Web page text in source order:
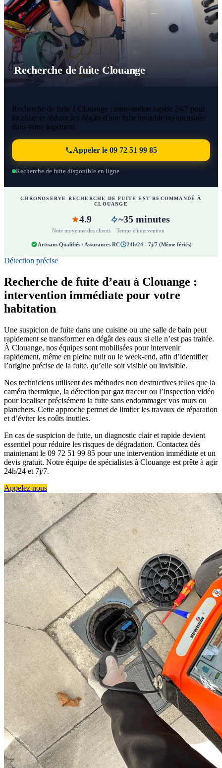
Recherche de fuite Clouange
Recherche de fuite à Clouange : intervention rapide 24/7 pour
localiser et réduire les dégâts d'une fuite invisible ou encastrée
dans votre logement.
Appeler le 09 72 51 99 85
Recherche de fuite disponible en ligne
CHRONOSERVE RECHERCHE DE FUITE EST RECOMMANDÉ À
CLOUANGE
4.9
Note moyenne des clients
~35 minutes
Temps d'intervention
Artisans Qualifiés / Assurances RC 24h/24 - 7j/7 (Même fériés)
Détection précise
Recherche de fuite d’eau à Clouange :
intervention immédiate pour votre
habitation
Une suspicion de fuite dans une cuisine ou une salle de bain peut
rapidement se transformer en dégât des eaux si elle n’est pas traitée.
À Clouange, nos équipes sont mobilisées pour intervenir
rapidement, même en pleine nuit ou le week-end, afin d’identifier
l’origine précise de la fuite, qu’elle soit visible ou invisible.
Nos techniciens utilisent des méthodes non destructives telles que la
caméra thermique, la détection par gaz traceur ou l’inspection vidéo
pour localiser précisément la fuite sans endommager vos murs ou
planchers. Cette approche permet de limiter les travaux de réparation
et d’éviter les coûts inutiles.
En cas de suspicion de fuite, un diagnostic clair et rapide devient
essentiel pour réduire les risques de dégradation. Contactez dès
maintenant le 09 72 51 99 85 pour une intervention immédiate et un
devis gratuit. Notre équipe de spécialistes à Clouange est prête à agir
24h/24 et 7j/7.
Appelez nous